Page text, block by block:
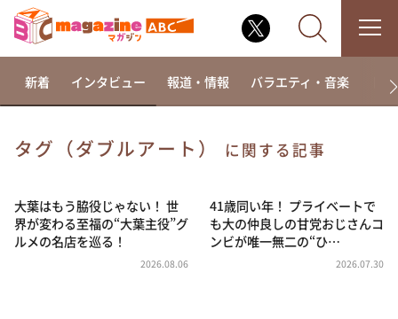
相席食堂
これ余談なんですけど・・・
～人生密着トークバラエティ！～ やすとものいたっ
新着 インタビュー 報道・情報 バラエティ・音楽 ド
タグ（ダブルアート） に関する記事
大葉はもう脇役じゃない！ 世
界が変わる至福の“大葉主役”グ
ルメの名店を巡る！
2026.08.06
41歳同い年！ プライベートで
も大の仲良しの甘党おじさんコ
ンビが唯一無二の“ひ…
2026.07.30